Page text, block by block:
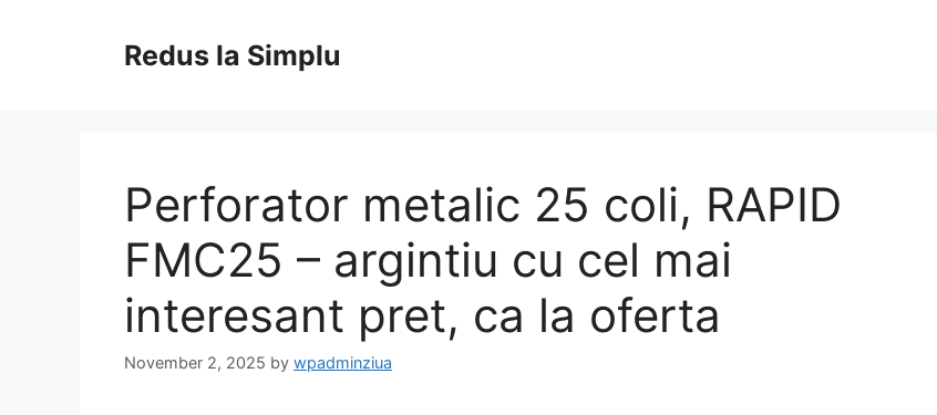
Redus la Simplu
Perforator metalic 25 coli, RAPID
FMC25 – argintiu cu cel mai
interesant pret, ca la oferta
November 2, 2025 by wpadminziua